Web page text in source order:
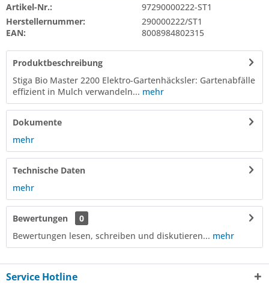
Artikel-Nr.:
97290000222-ST1
Herstellernummer:
290000222/ST1
EAN:
8008984802315
Produktbeschreibung
Stiga Bio Master 2200 Elektro-Gartenhäcksler: Gartenabfälle
effizient in Mulch verwandeln... mehr
Dokumente
mehr
Technische Daten
mehr
Bewertungen
0
Bewertungen lesen, schreiben und diskutieren... mehr
Service Hotline